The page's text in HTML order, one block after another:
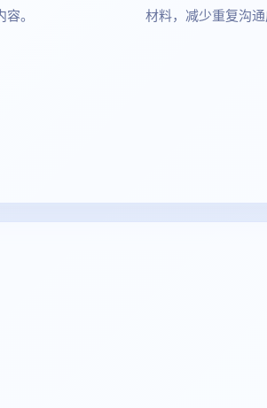
。
材料，减少重复沟通